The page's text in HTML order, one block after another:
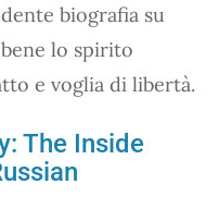
biografia su
lo spirito
e voglia di libertà.
The Inside